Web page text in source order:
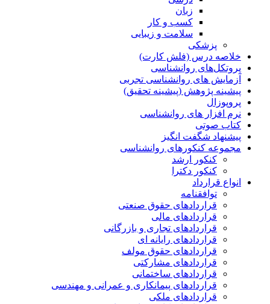
زبان
کسب و کار
سلامت و زیبایی
پزشکی
خلاصه درس (فلش کارت)
پروتکل‌های روانشناسی
آزمایش های روانشناسی تجربی
پیشینه پژوهش (پیشینه تحقیق)
پروپوزال
نرم افزار های روانشناسی
کتاب صوتی
پیشنهاد شگفت انگیز
مجموعه کنکورهای روانشناسی
کنکور ارشد
کنکور دکترا
انواع قرارداد
توافقنامه
قراردادهای حقوق صنعتی
قراردادهای مالی
قراردادهای تجاری و بازرگانی
قراردادهای رایانه ای
قراردادهای حقوق مولف
قراردادهای مشارکتی
قراردادهای ساختمانی
قراردادهای پیمانکاری و عمرانی و مهندسی
قراردادهای ملکی